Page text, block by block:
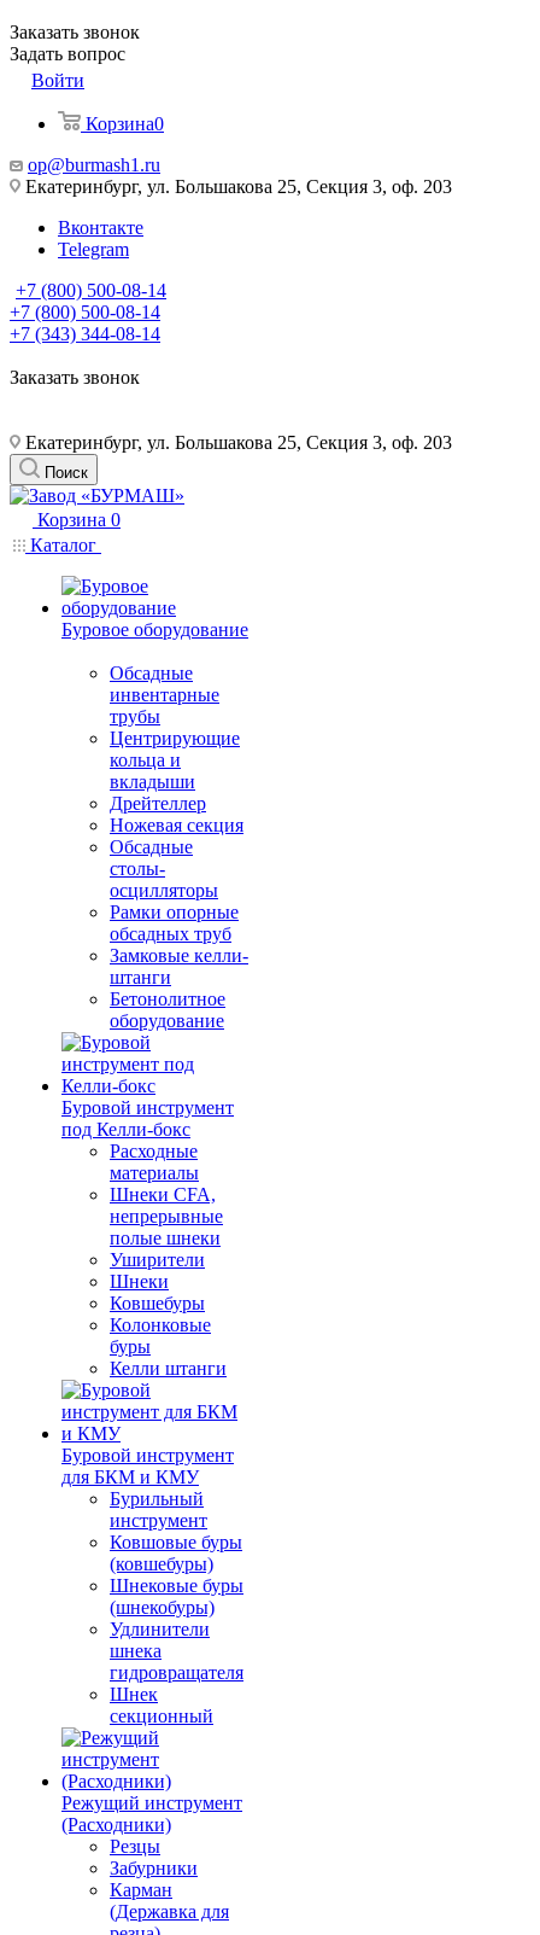
Заказать звонок
Задать вопрос
Войти
Корзина0
op@burmash1.ru
Екатеринбург, ул. Большакова 25, Секция 3, оф. 203
Вконтакте
Telegram
+7 (800) 500-08-14
+7 (800) 500-08-14
+7 (343) 344-08-14
Заказать звонок
Екатеринбург, ул. Большакова 25, Секция 3, оф. 203
Поиск
Корзина 0
Каталог
Буровое оборудование
Обсадные
инвентарные
трубы
Центрирующие
кольца и
вкладыши
Дрейтеллер
Ножевая секция
Обсадные
столы-
осцилляторы
Рамки опорные
обсадных труб
Замковые келли-
штанги
Бетонолитное
оборудование
Буровой инструмент
под Келли-бокс
Расходные
материалы
Шнеки CFA,
непрерывные
полые шнеки
Уширители
Шнеки
Ковшебуры
Колонковые
буры
Келли штанги
Буровой инструмент
для БКМ и КМУ
Бурильный
инструмент
Ковшовые буры
(ковшебуры)
Шнековые буры
(шнекобуры)
Удлинители
шнека
гидровращателя
Шнек
секционный
Режущий инструмент
(Расходники)
Резцы
Забурники
Карман
(Державка для